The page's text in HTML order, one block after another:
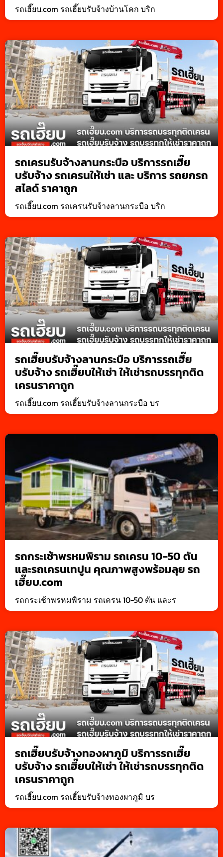
รถเฮี๊ยบ.com รถเฮี๊ยบรับจ้างบ้านโคก บริก
รถเครนรับจ้างลานกระบือ บริการรถเฮี๊ย
บรับจ้าง รถเครนให้เช่า และ บริการ รถยกรถ
สไลด์ ราคาถูก
รถเฮี๊ยบ.com รถเครนรับจ้างลานกระบือ บริก
รถเฮี๊ยบรับจ้างลานกระบือ บริการรถเฮี๊ย
บรับจ้าง รถเฮี๊ยบให้เช่า ให้เช่ารถบรรทุกติด
เครนราคาถูก
รถเฮี๊ยบ.com รถเฮี๊ยบรับจ้างลานกระบือ บร
รถกระเช้าพรหมพิราม รถเครน 10-50 ตัน
และรถเครนเทปูน คุณภาพสูงพร้อมลุย รถ
เฮี๊ยบ.com
รถกระเช้าพรหมพิราม รถเครน 10-50 ตัน และร
รถเฮี๊ยบรับจ้างทองผาภูมิ บริการรถเฮี๊ย
บรับจ้าง รถเฮี๊ยบให้เช่า ให้เช่ารถบรรทุกติด
เครนราคาถูก
รถเฮี๊ยบ.com รถเฮี๊ยบรับจ้างทองผาภูมิ บร